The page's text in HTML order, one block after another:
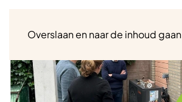
Overslaan en naar de inhoud gaan